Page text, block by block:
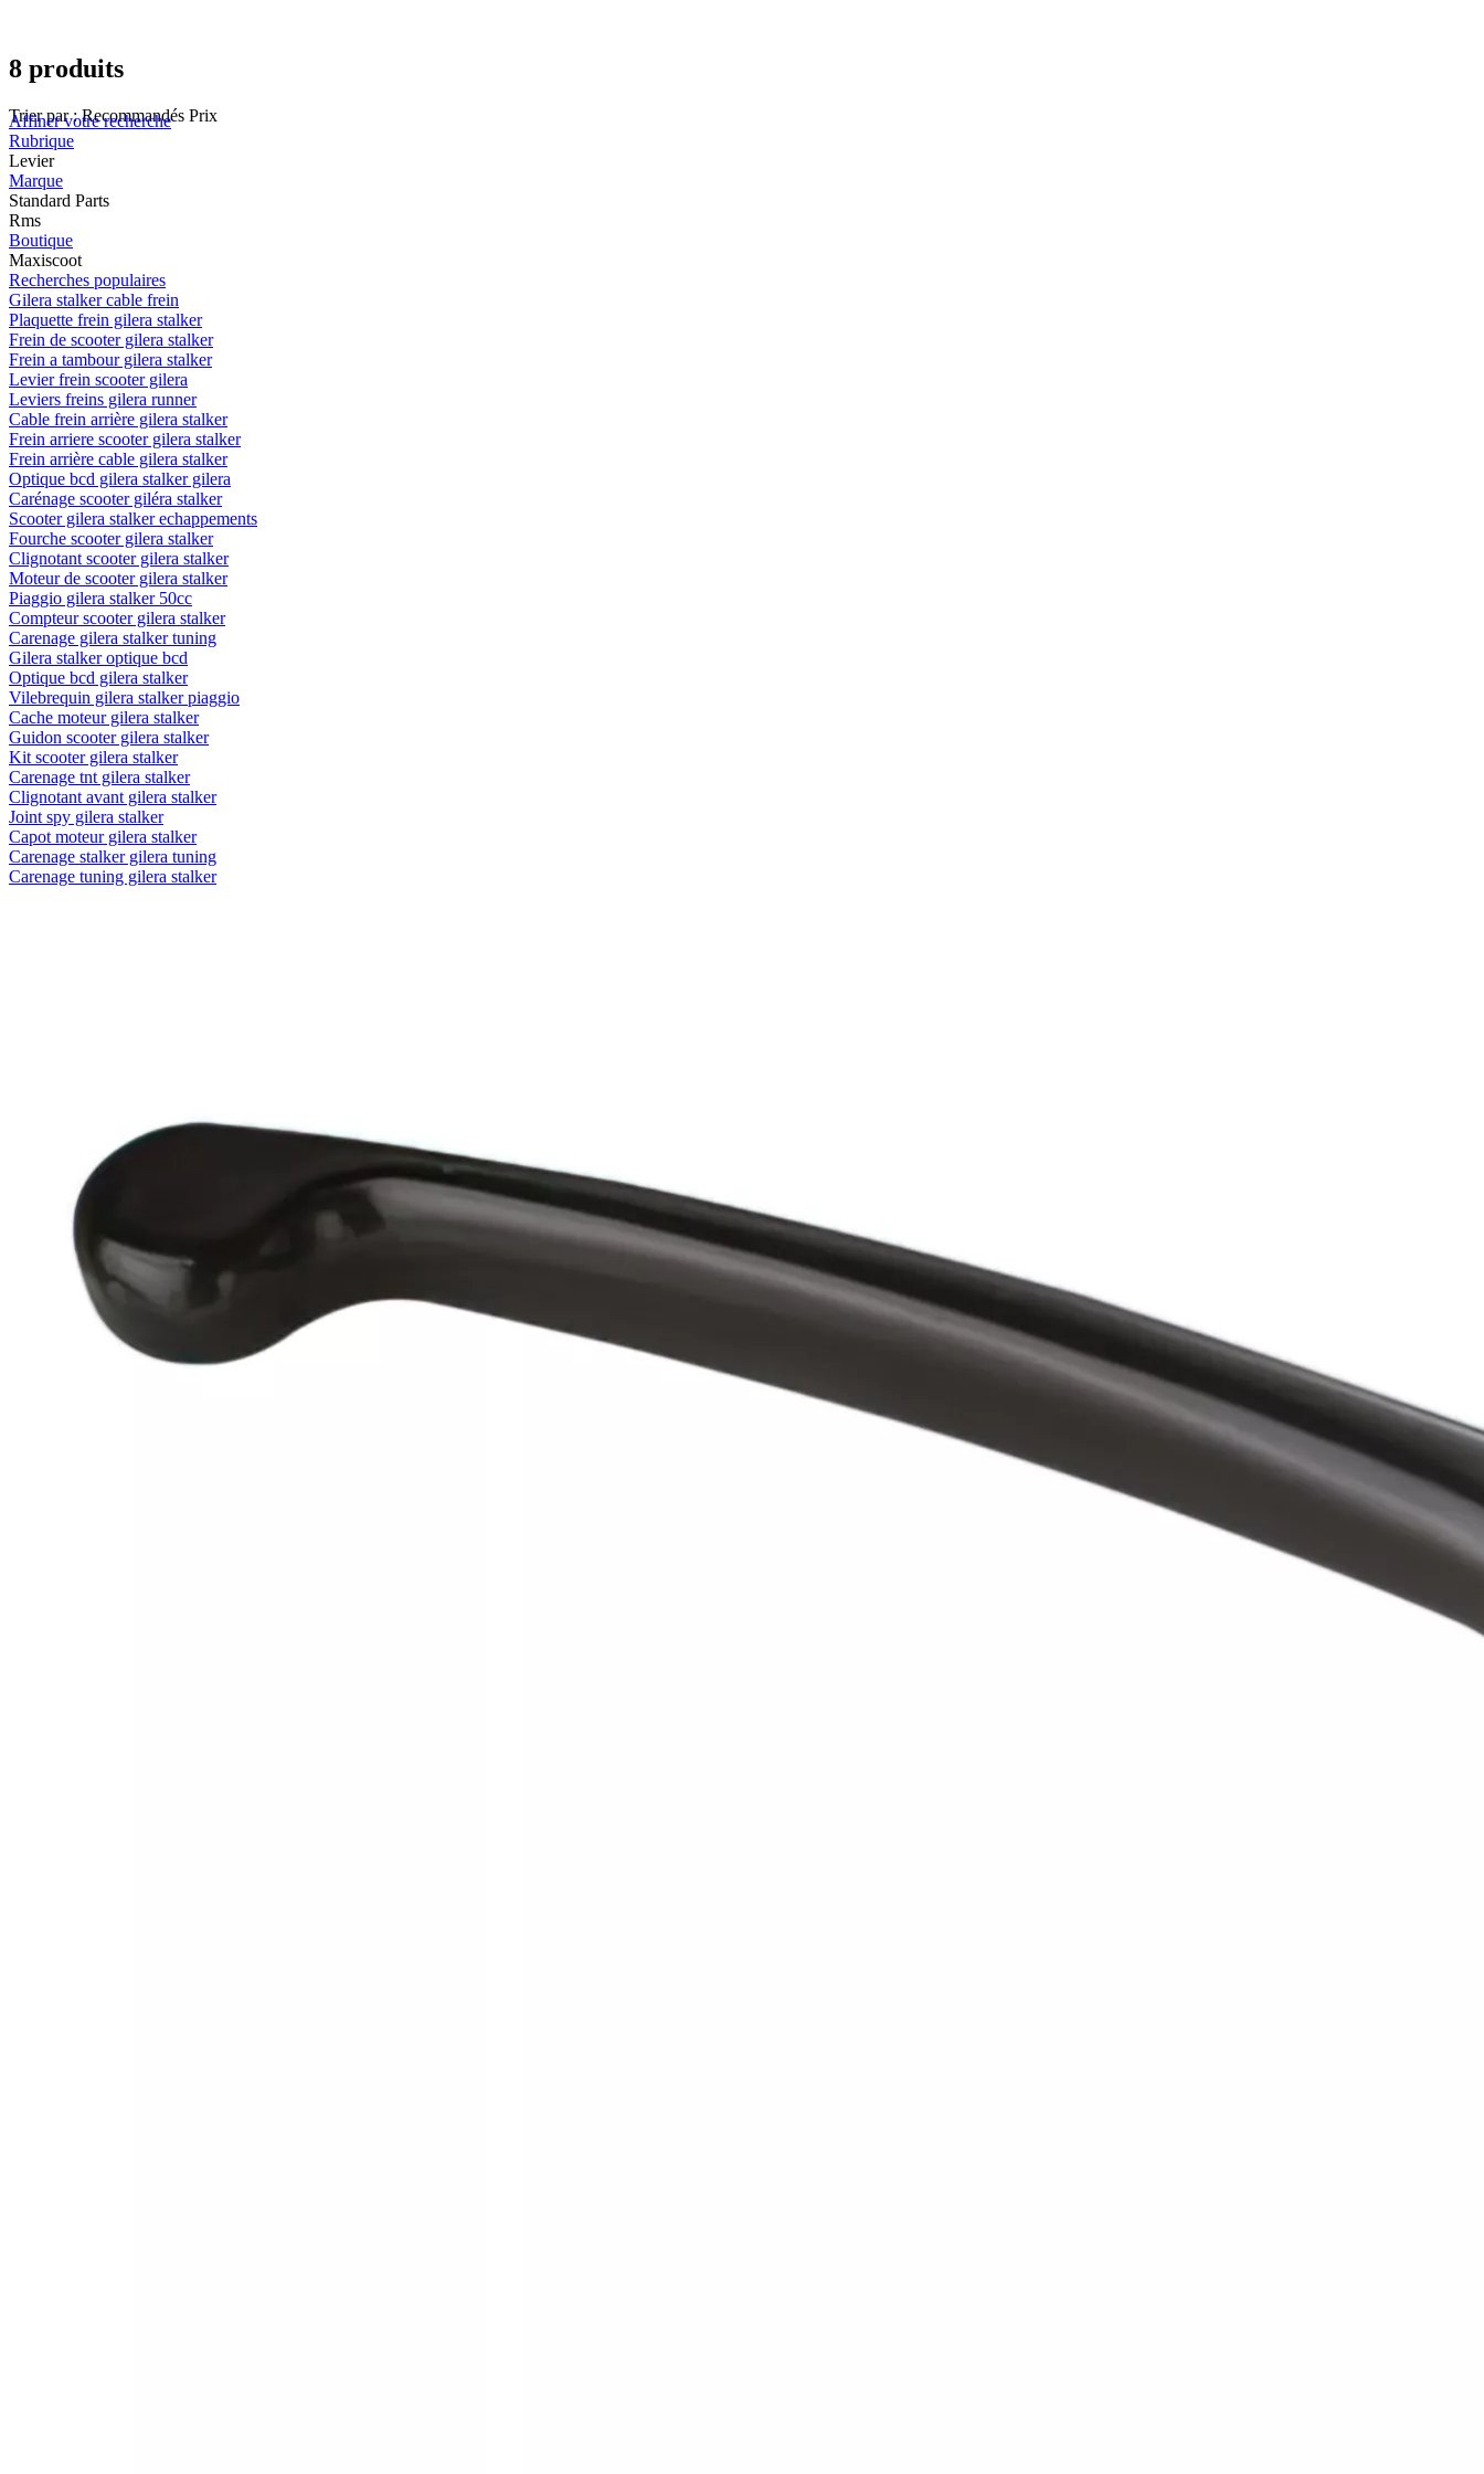
8 produits
Trier par : Recommandés Prix
Affiner votre recherche
Rubrique
Levier
Marque
Standard Parts
Rms
Boutique
Maxiscoot
Recherches populaires
Gilera stalker cable frein
Plaquette frein gilera stalker
Frein de scooter gilera stalker
Frein a tambour gilera stalker
Levier frein scooter gilera
Leviers freins gilera runner
Cable frein arrière gilera stalker
Frein arriere scooter gilera stalker
Frein arrière cable gilera stalker
Optique bcd gilera stalker gilera
Carénage scooter giléra stalker
Scooter gilera stalker echappements
Fourche scooter gilera stalker
Clignotant scooter gilera stalker
Moteur de scooter gilera stalker
Piaggio gilera stalker 50cc
Compteur scooter gilera stalker
Carenage gilera stalker tuning
Gilera stalker optique bcd
Optique bcd gilera stalker
Vilebrequin gilera stalker piaggio
Cache moteur gilera stalker
Guidon scooter gilera stalker
Kit scooter gilera stalker
Carenage tnt gilera stalker
Clignotant avant gilera stalker
Joint spy gilera stalker
Capot moteur gilera stalker
Carenage stalker gilera tuning
Carenage tuning gilera stalker